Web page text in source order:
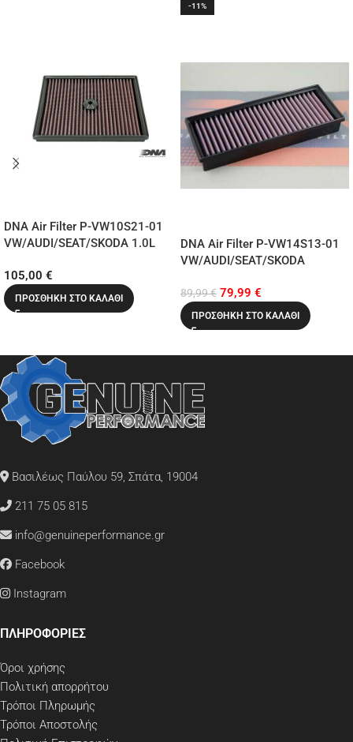
DNA Air Filter P-VW10S21-01
VW/AUDI/SEAT/SKODA 1.0L
105,00 €
ΠΡΟΣΘΉΚΗ ΣΤΟ ΚΑΛΆΘΙ
-11%
DNA Air Filter P-VW14S13-01
VW/AUDI/SEAT/SKODA
2014)
89,99€ 79,99 €
ΠΡΟΣΘΉΚΗ ΣΤΟ ΚΑΛΆΘΙ
Βασιλέως Παύλου 59, Σπάτα, 19004
211 75 05 815
info@genuineperformance.gr
Facebook
Instagram
ΠΛΗΡΟΦΟΡΙΕΣ
Όροι χρήσης
Πολιτική απορρήτου
Τρόποι Πληρωμής
Τρόποι Αποστολής